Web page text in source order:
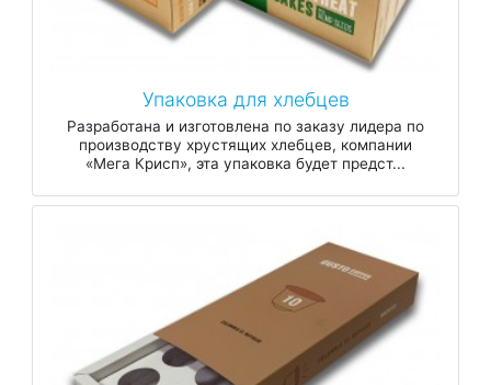
Упаковка для хлебцев
Разработана и изготовлена ​​по заказу лидера по
производству хрустящих хлебцев, компании
«Мега Крисп», эта упаковка будет предст...